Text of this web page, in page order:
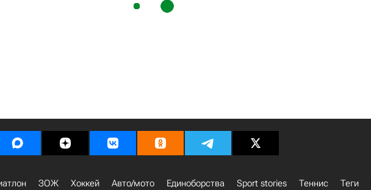
ЗОЖ Хоккей Авто/мото Единоборства Sport stories Теннис Теги